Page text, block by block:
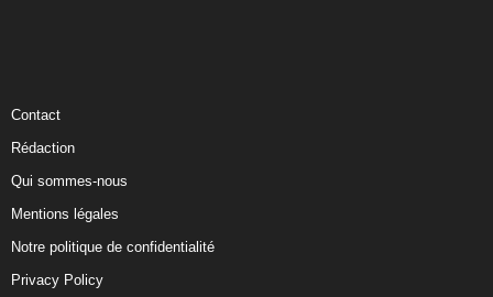
Contact
Rédaction
Qui sommes-nous
Mentions légales
Notre politique de confidentialité
Privacy Policy